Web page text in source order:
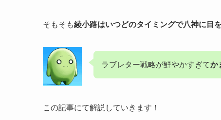
そもそも綾小路はいつどのタイミングで八神に目
ラブレター戦略が鮮やかすぎてか
この記事にて解説していきます！